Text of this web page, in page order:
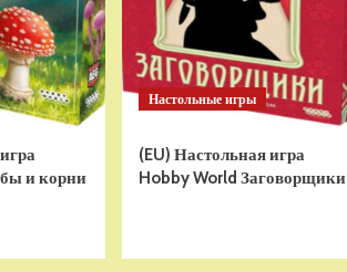
и корни
Настольные игры
(EU) Настольная игра
Hobby World Заговорщики